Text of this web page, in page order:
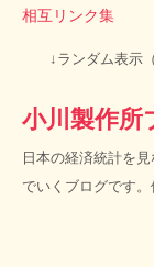
相互リンク集
↓ランダム表示（
小川製作所
日本の経済統計を
でいくブログです